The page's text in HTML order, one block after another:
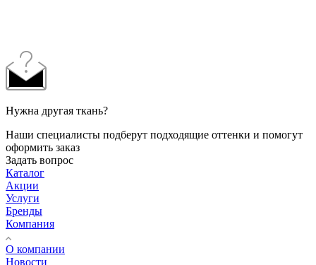
Нужна другая ткань?
Наши специалисты подберут подходящие оттенки и помогут
оформить заказ
Задать вопрос
Каталог
Акции
Услуги
Бренды
Компания
О компании
Новости